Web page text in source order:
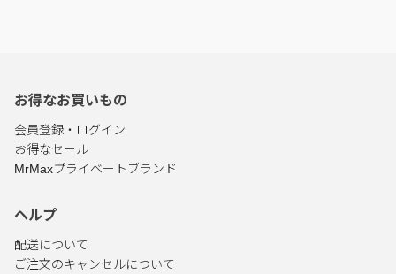
お得なお買いもの
会員登録・ログイン
お得なセール
MrMaxプライベートブランド
ヘルプ
配送について
ご注文のキャンセルについて